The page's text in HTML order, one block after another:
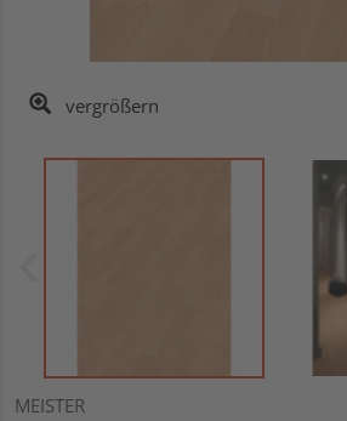
vergrößern
MEISTER